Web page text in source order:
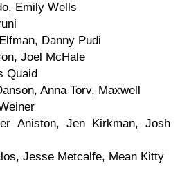
Emily Wells
Danny Pudi
Joel McHale
Quaid
Anna Torv, Maxwell
Aniston, Jen Kirkman, Josh
Jesse Metcalfe, Mean Kitty